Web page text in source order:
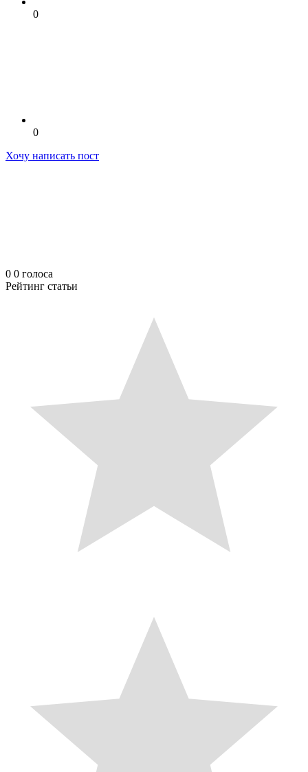
0
0
Хочу написать пост
0 0 голоса
Рейтинг статьи